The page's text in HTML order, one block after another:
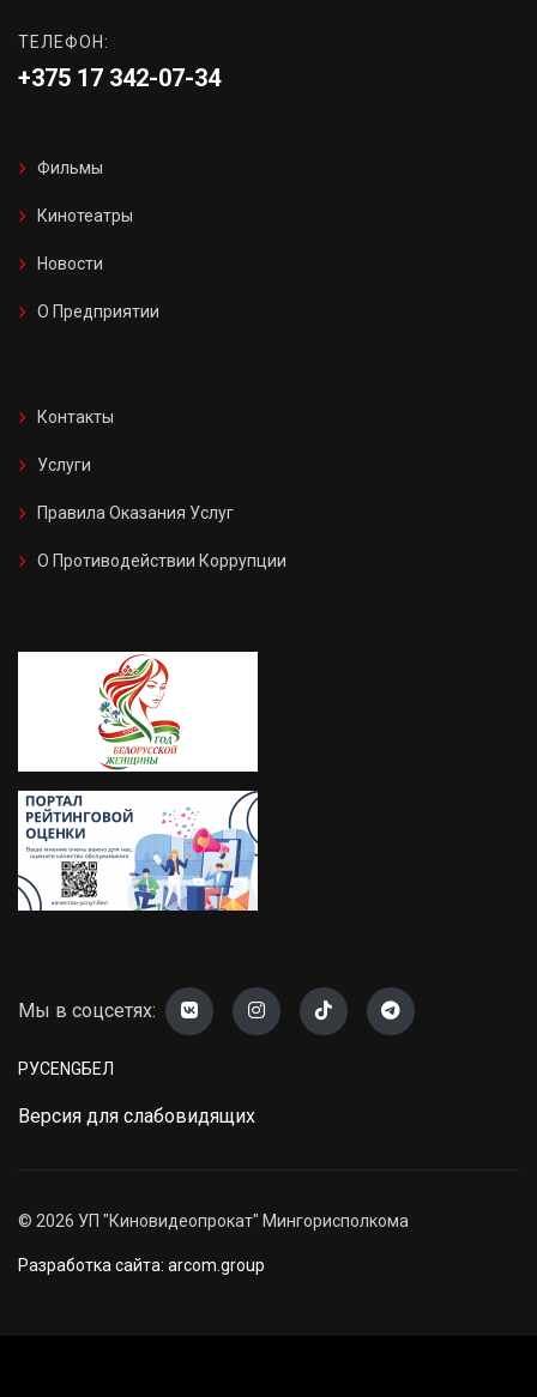
ТЕЛЕФОН:
+375 17 342-07-34
Фильмы
Кинотеатры
Новости
О Предприятии
Контакты
Услуги
Правила Оказания Услуг
О Противодействии Коррупции
Мы в соцсетях:
РУСENGБЕЛ
Версия для слабовидящих
© 2026 УП "Киновидеопрокат" Мингорисполкома
Разработка сайта: arcom.group